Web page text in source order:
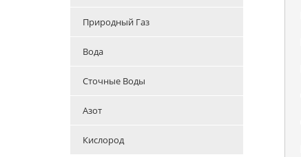
Природный Газ
Вода
Сточные Воды
Азот
Кислород